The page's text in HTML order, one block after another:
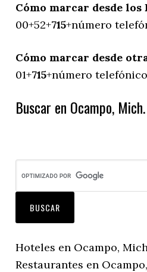
Cómo marcar desde los
00+52+715+número
Cómo marcar desde
01+715+número
Buscar en Ocampo, Mich.
Hoteles en Ocampo,
Restaurantes en